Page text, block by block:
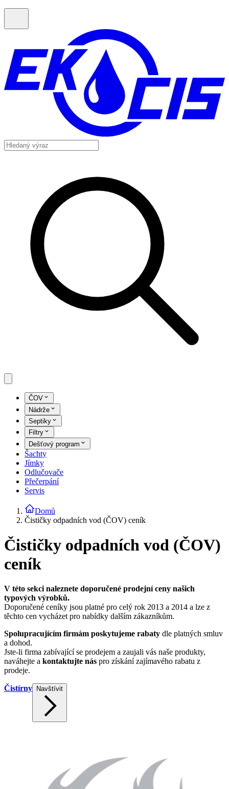
ČOV
Nádrže
Septiky
Filtry
Dešťový program
Šachty
Jímky
Odlučovače
Přečerpání
Servis
Domů
Čističky odpadních vod (ČOV) ceník
Čističky odpadních vod (ČOV)
ceník
V této sekci naleznete doporučené prodejní ceny našich
typových výrobků.
Doporučené ceníky jsou platné pro celý rok 2013 a 2014 a lze z
těchto cen vycházet pro nabídky dalším zákazníkům.
Spolupracujícím firmám poskytujeme rabaty dle platných smluv
a dohod.
Jste-li firma zabívající se prodejem a zaujali vás naše produkty,
naváhejte a kontaktujte nás pro získání zajímavého rabatu z
prodeje.
Čistírny Navštívit